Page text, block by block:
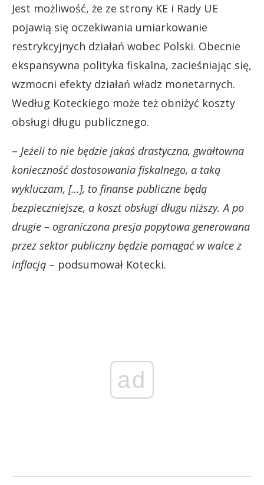
Jest możliwość, że ze strony KE i Rady UE
pojawią się oczekiwania umiarkowanie
restrykcyjnych działań wobec Polski. Obecnie
ekspansywna polityka fiskalna, zacieśniając się,
wzmocni efekty działań władz monetarnych.
Według Koteckiego może też obniżyć koszty
obsługi długu publicznego.
– Jeżeli to nie będzie jakaś drastyczna, gwałtowna
konieczność dostosowania fiskalnego, a taką
wykluczam, […], to finanse publiczne będą
bezpieczniejsze, a koszt obsługi długu niższy. A po
drugie – ograniczona presja popytowa generowana
przez sektor publiczny będzie pomagać w walce z
inflacją – podsumował Kotecki.
ad